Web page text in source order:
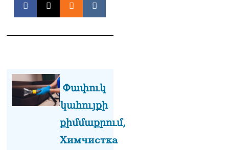
Փափուկ
կահույքի
քիմմաքրում,
Химчистка
կարևոր և վճռական քայլեր